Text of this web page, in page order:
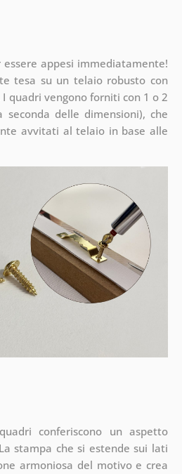
appesi immediatamente!
tesa su un telaio robusto con
quadri vengono forniti con 1 o 2
seconda delle dimensioni), che
avvitati al telaio in base alle
conferiscono un aspetto
stampa che si estende sui lati
armoniosa del motivo e crea